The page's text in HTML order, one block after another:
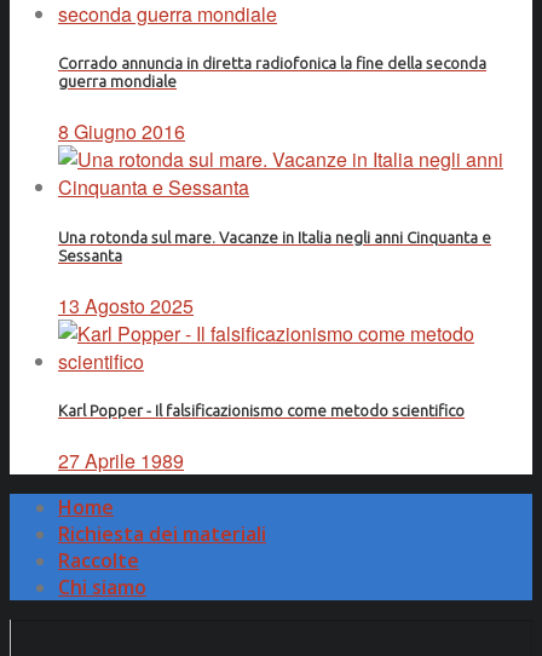
Corrado annuncia in diretta radiofonica la fine della seconda
guerra mondiale
8 Giugno 2016
Una rotonda sul mare. Vacanze in Italia negli anni Cinquanta e
Sessanta
13 Agosto 2025
Karl Popper - Il falsificazionismo come metodo scientifico
27 Aprile 1989
Home
Richiesta dei materiali
Raccolte
Chi siamo